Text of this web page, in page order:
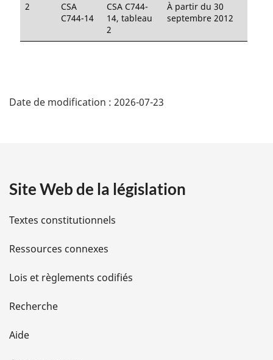
2
CSA
C744-14
CSA C744-
14, tableau
2
À partir du 30
septembre 2012
é
i
l
s
d
e
l
Date de modification : 2026-07-23
Site Web de la législation
Textes constitutionnels
Ressources connexes
Lois et règlements codifiés
Recherche
Aide